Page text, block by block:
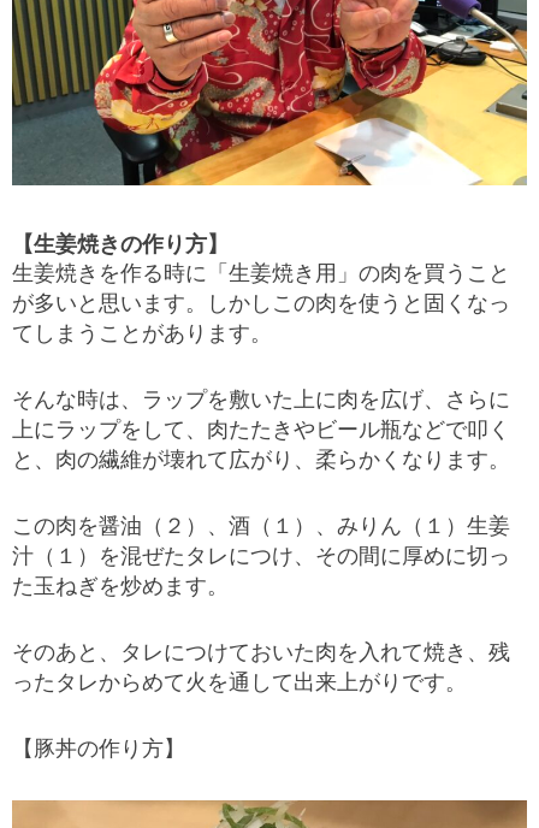
【生姜焼きの作り方】
生姜焼きを作る時に「生姜焼き用」の肉を買うこと
が多いと思います。しかしこの肉を使うと固くなっ
てしまうことがあります。
そんな時は、ラップを敷いた上に肉を広げ、さらに
上にラップをして、肉たたきやビール瓶などで叩く
と、肉の繊維が壊れて広がり、柔らかくなります。
この肉を醤油（２）、酒（１）、みりん（１）生姜
汁（１）を混ぜたタレにつけ、その間に厚めに切っ
た玉ねぎを炒めます。
そのあと、タレにつけておいた肉を入れて焼き、残
ったタレからめて火を通して出来上がりです。
【豚丼の作り方】